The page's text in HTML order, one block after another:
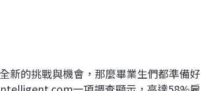
新的挑戰與機會，那麼畢業生們都準備好